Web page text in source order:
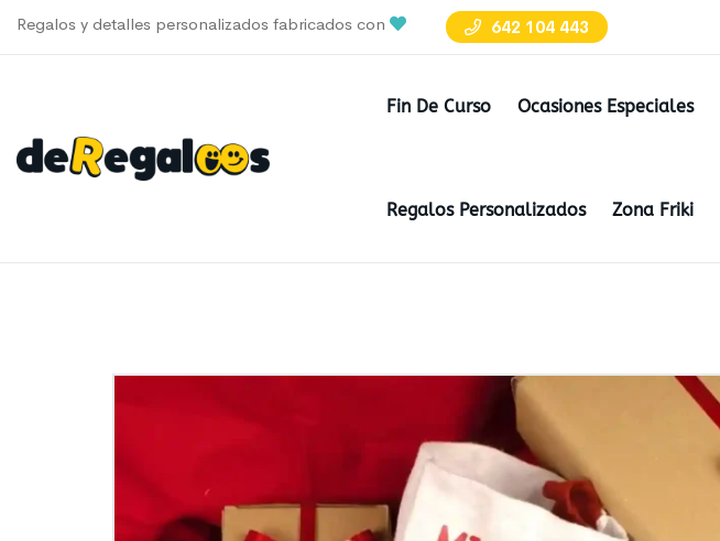
Regalos y detalles personalizados fabricados con 642 104 443
Fin De Curso Ocasiones Especiales
Regalos Personalizados Zona Friki